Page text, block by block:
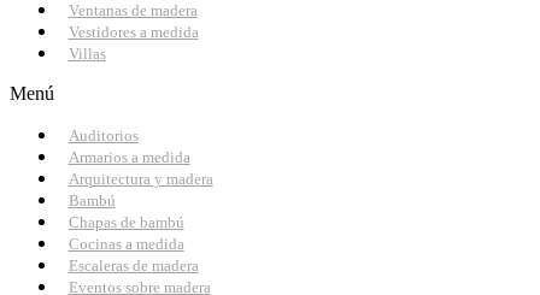
Ventanas de madera
Vestidores a medida
Villas
Menú
Auditorios
Armarios a medida
Arquitectura y madera
Bambú
Chapas de bambú
Cocinas a medida
Escaleras de madera
Eventos sobre madera